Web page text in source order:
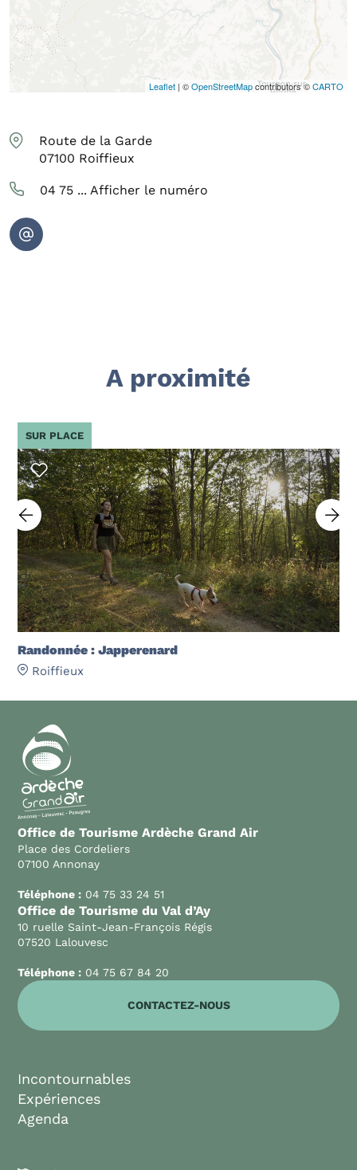
Leaflet | ©OpenStreetMapcontributors ©CARTO
Route de la Garde
07100 Roiffieux
04 75 ... Afficher le numéro
A proximité
Randonnée : Japperenard
Roiffieux
SUR PLACE
Office de Tourisme Ardèche Grand Air
Place des Cordeliers
07100 Annonay
Téléphone : 04 75 33 24 51
Office de Tourisme du Val d’Ay
10 ruelle Saint-Jean-François Régis
07520 Lalouvesc
Téléphone : 04 75 67 84 20
CONTACTEZ-NOUS
Incontournables
Expériences
Agenda